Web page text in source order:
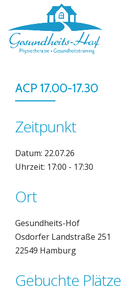
content
ACP 17.00-17.30
Zeitpunkt
Datum: 22.07.26
Uhrzeit: 17:00 - 17:30
Ort
Gesundheits-Hof
Osdorfer Landstraße 251
22549 Hamburg
Gebuchte Plätze